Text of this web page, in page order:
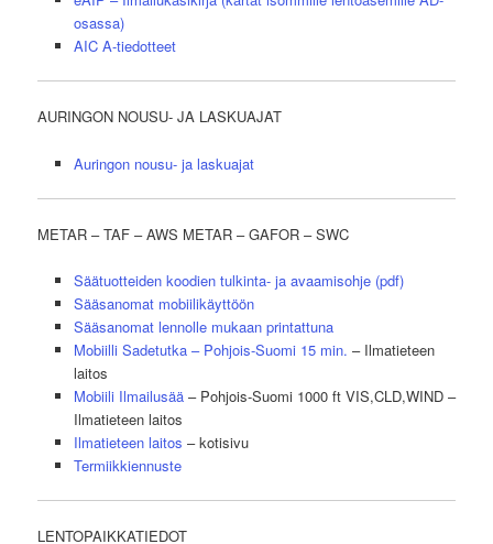
osassa)
AIC A-tiedotteet
AURINGON NOUSU- JA LASKUAJAT
Auringon nousu- ja laskuajat
METAR – TAF – AWS METAR – GAFOR – SWC
Säätuotteiden koodien tulkinta- ja avaamisohje (pdf)
Sääsanomat mobiilikäyttöön
Sääsanomat lennolle mukaan printattuna
Mobiilli Sadetutka – Pohjois-Suomi 15 min. – Ilmatieteen
laitos
Mobiili Ilmailusää– Pohjois-Suomi 1000 ft VIS,CLD,WIND –
Ilmatieteen laitos
Ilmatieteen laitos – kotisivu
Termiikkiennuste
LENTOPAIKKATIEDOT